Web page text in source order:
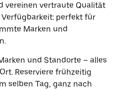
vereinen vertraute Qualität
perfekt für
Marken und
und Standorte – alles
Reserviere frühzeitig
selben Tag, ganz nach